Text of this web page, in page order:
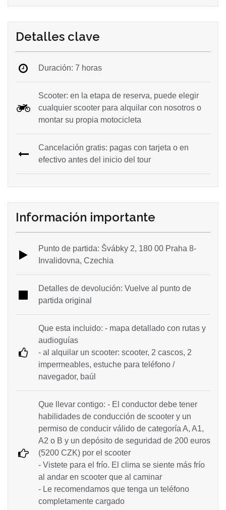
Detalles clave
Duración: 7 horas
Scooter: en la etapa de reserva, puede elegir
cualquier scooter para alquilar con nosotros o
montar su propia motocicleta
Cancelación gratis: pagas con tarjeta o en
efectivo antes del inicio del tour
Información importante
Punto de partida: Švábky 2, 180 00 Praha 8-
Invalidovna, Czechia
Detalles de devolución: Vuelve al punto de
partida original
Que esta incluido: - mapa detallado con rutas y
audioguías
- al alquilar un scooter: scooter, 2 cascos, 2
impermeables, estuche para teléfono /
navegador, baúl
Que llevar contigo: - El conductor debe tener
habilidades de conducción de scooter y un
permiso de conducir válido de categoría A, A1,
A2 o B y un depósito de seguridad de 200 euros
(5200 CZK) por el scooter
- Vistete para el frío. El clima se siente más frío
al andar en scooter que al caminar
- Le recomendamos que tenga un teléfono
completamente cargado